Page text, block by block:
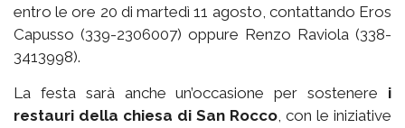
entro le ore 20 di martedì 11 agosto, contattando Eros
Capusso (339-2306007) oppure Renzo Raviola (338-
3413998).
La festa sarà anche un’occasione per sostenere i
restauri della chiesa di San Rocco, con le iniziative